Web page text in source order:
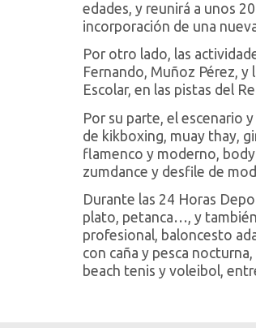
edades, y reunirá a unos
incorporación de una
Por otro lado, las
Fernando, Muñoz Pérez, y
Escolar, en las pistas del
Por su parte, el escenario
de kikboxing, muay thay,
flamenco y moderno,
zumdance y desfile de
Durante las 24 Horas
plato, petanca…, y
profesional, baloncesto
con caña y pesca
beach tenis y voleibol,